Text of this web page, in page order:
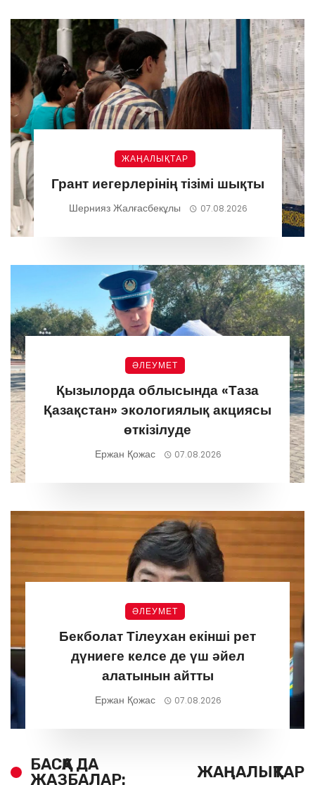
ЖАҢАЛЫҚТАР
Грант иегерлерінің тізімі шықты
Шернияз Жалғасбекұлы 07.08.2026
ӘЛЕУМЕТ
Қызылорда облысында «Таза
Қазақстан» экологиялық акциясы
өткізілуде
Ержан Қожас 07.08.2026
ӘЛЕУМЕТ
Бекболат Тілеухан екінші рет
дүниеге келсе де үш әйел
алатынын айтты
Ержан Қожас 07.08.2026
БАСҚА ДА
ЖАЗБАЛАР:
ЖАҢАЛЫҚТАР